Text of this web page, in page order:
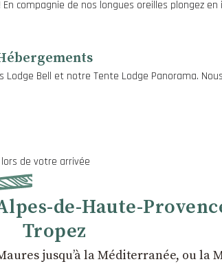
compagnie de nos longues oreilles plongez
Bell et notre Tente Lodge Panorama.
de votre arrivée
de-Haute-
Tropez
jusqu’à la Méditerranée, ou la